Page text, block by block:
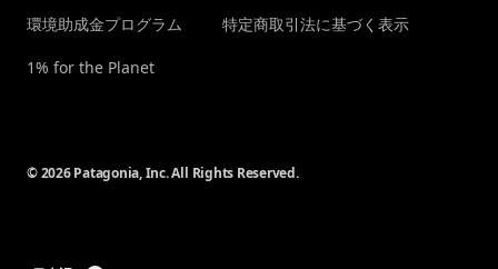
環境助成金プログラム
1% for the Planet
特定商取引法に基づく表示
© 2026 Patagonia, Inc. All Rights Reserved.